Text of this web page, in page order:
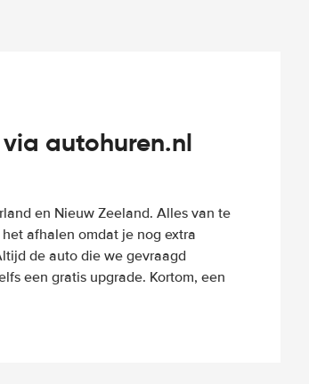
autohuren.nl
en Nieuw Zeeland. Alles van te
afhalen omdat je nog extra
de auto die we gevraagd
een gratis upgrade. Kortom, een